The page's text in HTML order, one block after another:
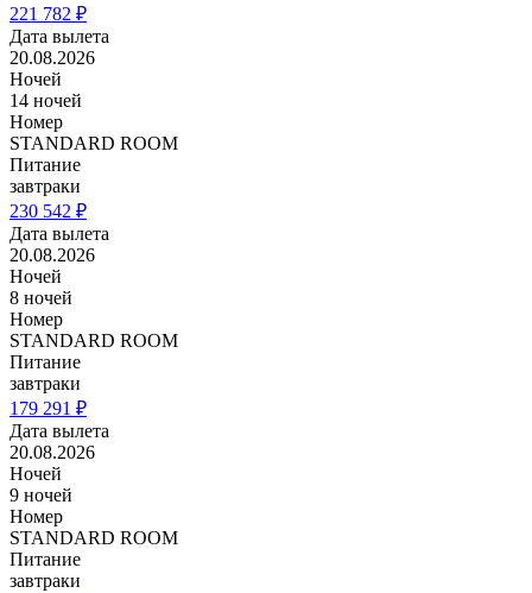
221 782 ₽
Дата вылета
20.08.2026
Ночей
14 ночей
Номер
STANDARD ROOM
Питание
завтраки
230 542 ₽
Дата вылета
20.08.2026
Ночей
8 ночей
Номер
STANDARD ROOM
Питание
завтраки
179 291 ₽
Дата вылета
20.08.2026
Ночей
9 ночей
Номер
STANDARD ROOM
Питание
завтраки